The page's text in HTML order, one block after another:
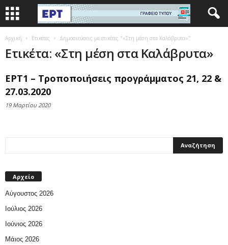
Αρχική Ετικέτες Δημοσιεύσεις με ετικέτες "«Στη μέση στα Καλάβρυτα»"
Ετικέτα: «Στη μέση στα Καλάβρυτα»
ΕΡΤ1 – Τροποποιήσεις προγράμματος 21, 22 &
27.03.2020
19 Μαρτίου 2020
Αρχείο
Αύγουστος 2026
Ιούλιος 2026
Ιούνιος 2026
Μάιος 2026